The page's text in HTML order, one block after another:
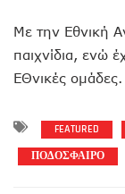
Με την Εθνική
παιχνίδια, ενώ
ΕΘνικές ομάδες.
FEATURED
ΠΟΔΟΣΦΑΙΡΟ